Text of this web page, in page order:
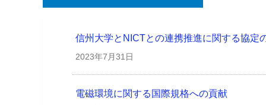
信州大学とNICTとの連携推進に関する協定
2023年7月31日
電磁環境に関する国際規格への貢献